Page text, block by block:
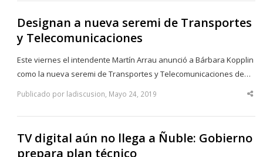
Designan a nueva seremi de Transportes
y Telecomunicaciones
Este viernes el intendente Martín Arrau anunció a Bárbara Kopplin
como la nueva seremi de Transportes y Telecomunicaciones de…
Publicado por ladiscusion, Mayo 24, 2019
TV digital aún no llega a Ñuble: Gobierno
prepara plan técnico